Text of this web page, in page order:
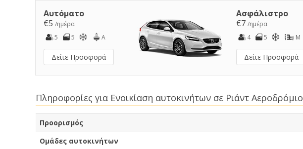
Αυτόματο
€5 /ημέρα
5
5 A
Δείτε Προσφορά
Ασφάλιστρο
€7/ημέρα
4
5 M
Δείτε Προσφορά
Πληροφορίες για Ενοικίαση αυτοκινήτων σε Ριάντ Αεροδρόμιο
Προορισμός
Ομάδες αυτοκινήτων